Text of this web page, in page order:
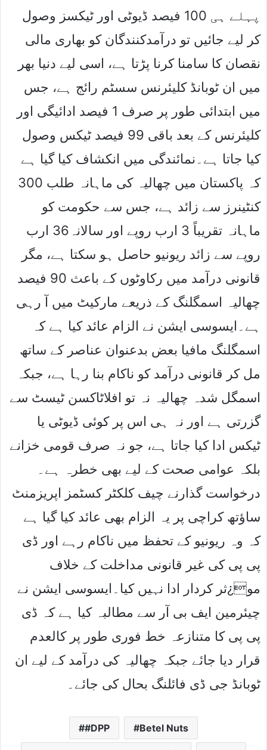
پہلے ہی 100 فیصد ڈیوٹی اور ٹیکسز وصول
کر لیے جائیں تو درآمدکنندگان کو بھاری مالی
نقصان کا سامنا کرنا پڑتا ہے، اسی لیے دنیا بھر
میں ان ٹوبانڈ کلیئرنس سسٹم رائج ہے، جس
میں ابتدائی طور پر صرف 1 فیصد ادائیگی اور
کلیئرنس کے بعد باقی 99 فیصد ٹیکس وصول
کیا جاتا ہے۔نمائندگی میں انکشاف کیا گیا ہے
کہ پاکستان میں چھالیہ کی ماہانہ طلب 300
کنٹینرز سے زائد ہے، جس سے حکومت کو
ماہانہ تقریباً 3 ارب روپے اور سالانہ36 ارب
روپے سے زائد ریونیو حاصل ہو سکتا ہے، مگر
قانونی درآمد میں رکاوٹوں کے باعث 90 فیصد
چھالیہ اسمگلنگ کے ذریعے مارکیٹ میں آ رہی
ہے۔ایسوسی ایشن نے الزام عائد کیا ہے کہ
اسمگلنگ مافیا بعض بدعنوان عناصر کے ساتھ
مل کر قانونی درآمد کو ناکام بنا رہا ہے، جبکہ
اسمگل شدہ چھالیہ نہ تو افلاٹاکسن ٹیسٹ سے
گزرتی ہے اور نہ ہی اس پر کوئی ڈیوٹی یا
ٹیکس ادا کیا جاتا ہے، جو نہ صرف قومی خزانے
بلکہ عوامی صحت کے لیے بھی خطرہ ہے۔
درخواست گذارنے چیف کلکٹر کسٹمز اپریزمنٹ
ساﺅتھ کراچی پر یہ الزام بھی عائد کیا گیا ہے
کہ وہ ریونیو کے تحفظ میں ناکام رہے اور ڈی
پی پی کی غیر قانونی مداخلت کے خلاف
مو¿ثر کردار ادا نہیں کیا۔ایسوسی ایشن نے
چیئرمین ایف بی آر سے مطالبہ کیا ہے کہ ڈی
پی پی کا متنازعہ خط فوری طور پر کالعدم
قرار دیا جائے جبکہ چھالیہ کی درآمد کے لیے ان
ٹوبانڈ جی ڈی فائلنگ بحال کی جائے۔
#DPP Betel Nuts